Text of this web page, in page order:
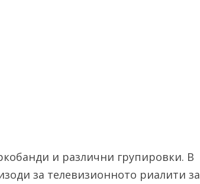
и различни групировки. В
за телевизионното риалити за